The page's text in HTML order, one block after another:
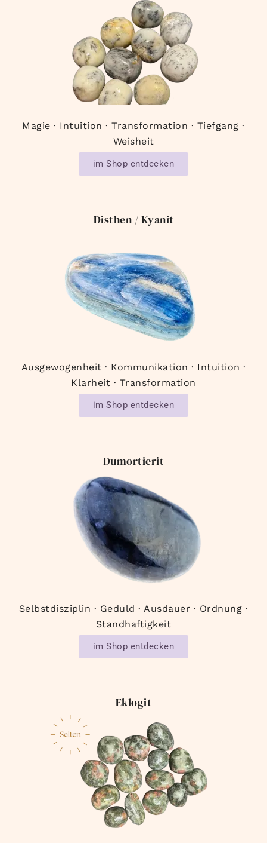
Magie · Intuition · Transformation · Tiefgang ·
Weisheit
im Shop entdecken
Disthen / Kyanit
Ausgewogenheit · Kommunikation · Intuition ·
Klarheit · Transformation
im Shop entdecken
Dumortierit
Selbstdisziplin · Geduld · Ausdauer · Ordnung ·
Standhaftigkeit
im Shop entdecken
Eklogit